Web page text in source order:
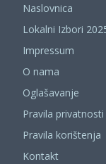
Naslovnica
Lokalni Izbori
Impressum
O nama
Oglašavanje
Pravila privatnosti
Pravila korištenja
Kontakt